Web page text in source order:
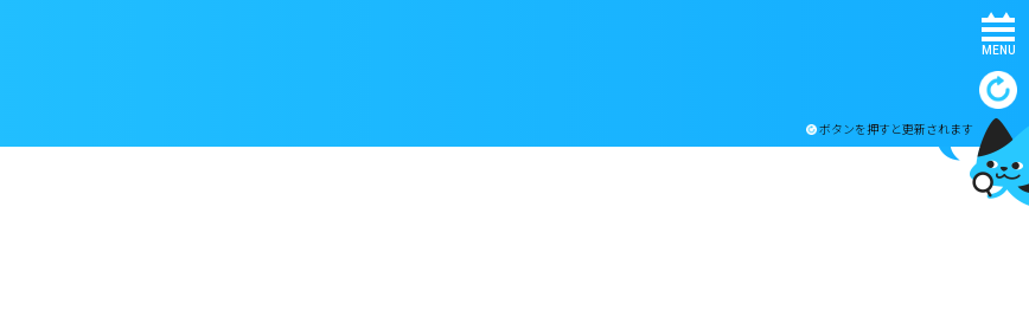
MENU
ボタンを押すと更新されます